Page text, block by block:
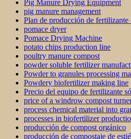
Pig Manure Drying Equipment
pig manure management
Plan de producción de
pomace dryer
Pomace Drying Machine
potato chips production line
poultry manure compost
powder soluble fertilizer
Powder to granules processing
Powdery biofertilizer making line
Precio del equipo de fertilizante
price of a windrow compost
process chemical material into
processes in biofertilizer
producción de compost orgánico
producción de compostaje de